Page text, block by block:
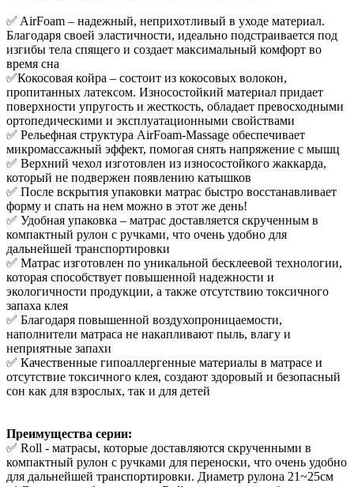
✅ AirFoam – надежный, неприхотливый в уходе материал.
Благодаря своей эластичности, идеально подстраивается под
изгибы тела спящего и создает максимальный комфорт во
время сна
✅Кокосовая койра – состоит из кокосовых волокон,
пропитанных латексом. Износостойкий материал придает
поверхности упругость и жесткость, обладает превосходными
ортопедическими и эксплуатационными свойствами
✅ Рельефная структура AirFoam-Massage обеспечивает
микромассажный эффект, помогая снять напряжение с мышц
✅ Верхний чехол изготовлен из износостойкого жаккарда,
который не подвержен появлению катышков
✅ После вскрытия упаковки матрас быстро восстанавливает
форму и спать на нем можно в этот же день!
✅ Удобная упаковка – матрас доставляется скрученным в
компактный рулон с ручками, что очень удобно для
дальнейшей транспортировки
✅ Матрас изготовлен по уникальной бесклеевой технологии,
которая способствует повышенной надежности и
экологичности продукции, а также отсутствию токсичного
запаха клея
✅ Благодаря повышенной воздухопроницаемости,
наполнители матраса не накапливают пыль, влагу и
неприятные запахи
✅ Качественные гипоаллергенные материалы в матрасе и
отсутствие токсичного клея, создают здоровый и безопасный
сон как для взрослых, так и для детей
Преимущества серии:
✅ Roll - матрасы, которые доставляются скрученными в
компактный рулон с ручками для переноски, что очень удобно
для дальнейшей транспортировки. Диаметр рулона 21~25см